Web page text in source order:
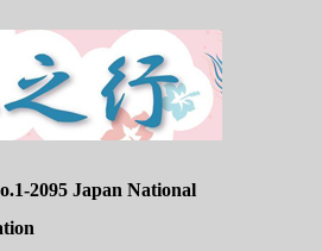
2095 Japan National